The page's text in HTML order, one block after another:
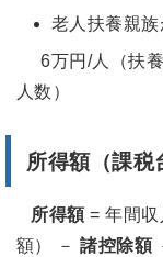
老人扶養親
6万円/人（扶養
人数）
所得額（課税
所得額= 年間収
額） －諸控除額